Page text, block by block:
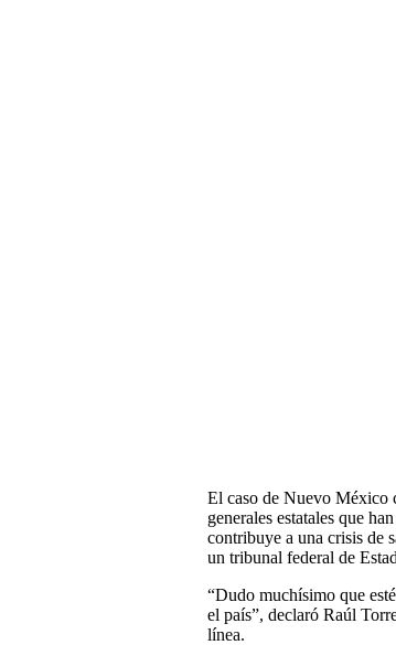
El caso de Nuevo México
generales estatales que
contribuye a una crisis de
un tribunal federal de
“Dudo muchísimo que
el país”, declaró Raúl
línea.